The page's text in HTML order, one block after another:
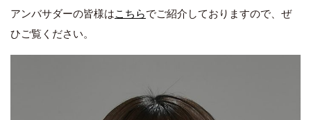
アンバサダーの皆様はこちらでご紹介しておりますので、ぜ
ひご覧ください。